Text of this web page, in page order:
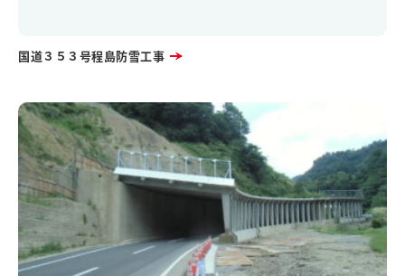
国道３５３号程島防雪工事